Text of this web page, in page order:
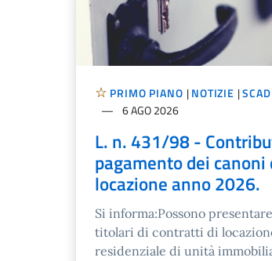
PRIMO PIANO |NOTIZIE |
6 AGO 2026
L. n. 431/98 -
pagamento dei canoni
locazione anno 2026.
Si informa:Possono
titolari di contratti di
residenziale di unità